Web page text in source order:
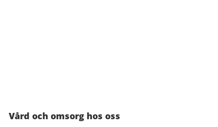
Vård och omsorg hos oss